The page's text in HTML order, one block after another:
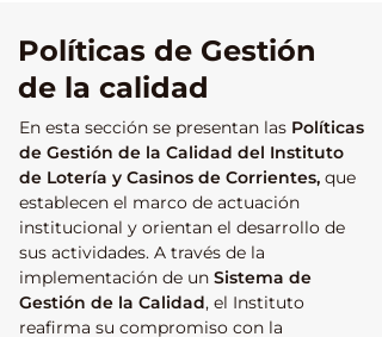
Políticas de Gestión
de la calidad
En esta sección se presentan las Políticas
de Gestión de la Calidad del Instituto
de Lotería y Casinos de Corrientes, que
establecen el marco de actuación
institucional y orientan el desarrollo de
sus actividades. A través de la
implementación de un Sistema de
Gestión de la Calidad, el Instituto
reafirma su compromiso con la